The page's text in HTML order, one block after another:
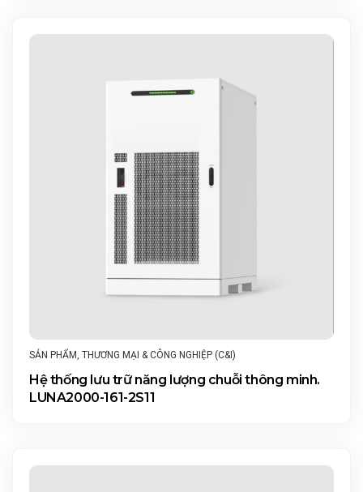
SẢN PHẨM THƯƠNG MẠI & CÔNG NGHIỆP (C&I)
Hệ thống lưu trữ năng lượng chuỗi thông minh.
LUNA2000-161-2S11